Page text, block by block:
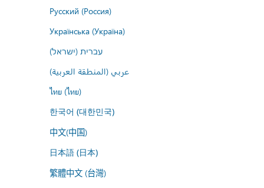
Русский (Россия)
Українська (Україна)
עברית (ישראל)
عربي (المنطقة العربية)
ไทย (ไทย)
한국어 (대한민국)
中文(中国)
日本語 (日本)
繁體中文 (台灣)